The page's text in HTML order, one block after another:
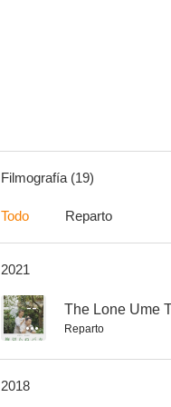
--
Filmografía (19)
Todo Reparto
2021
-- The Lone Ume
Reparto
2018